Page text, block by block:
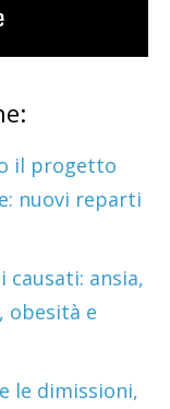
il progetto
nuovi reparti
causati: ansia,
obesità e
le dimissioni,